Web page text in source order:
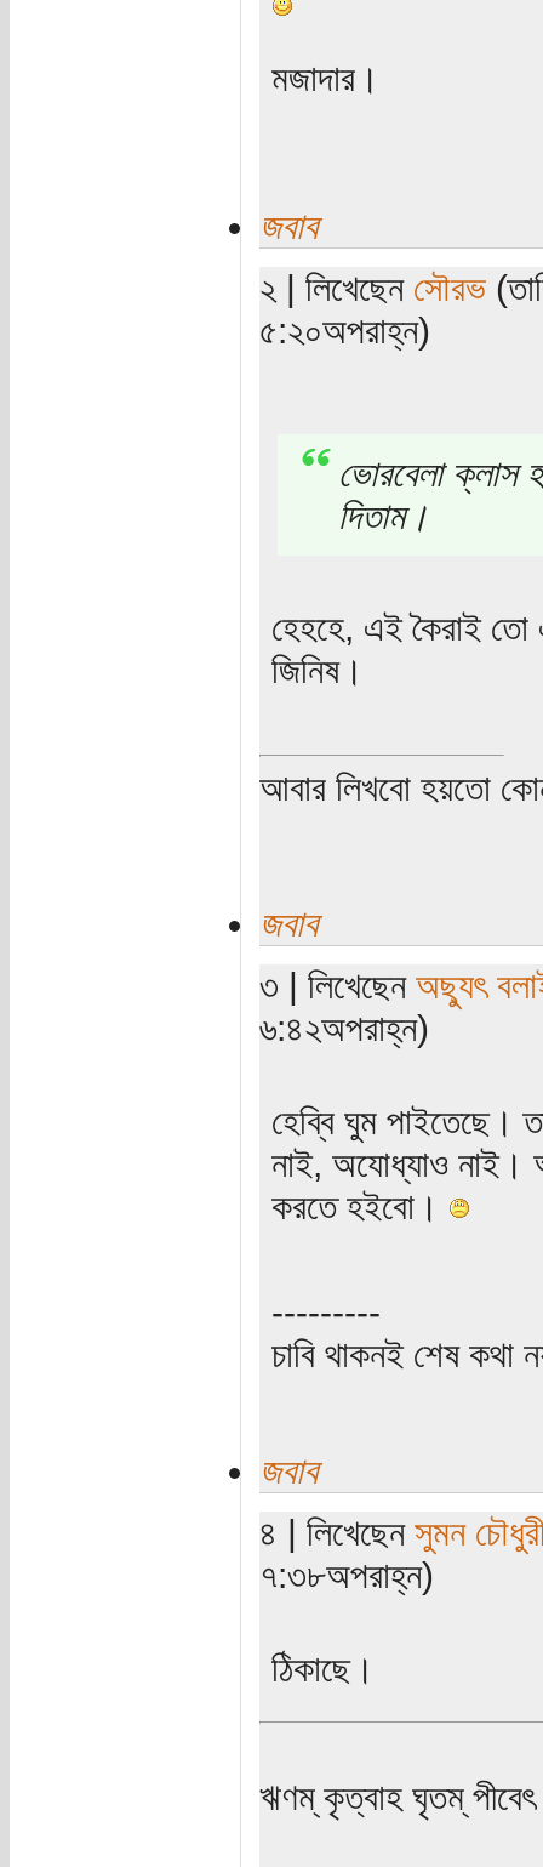
মজাদার।
জবাব
২ | লিখেছেন সৌরভ
৫:২০অপরাহ্ন)
ভোরবেলা ক্লাস
দিতাম।
হেহহে, এই কৈরাই
জিনিষ।
আবার লিখবো হয়তো
জবাব
৩ | লিখেছেন অছ্যুৎ
৬:৪২অপরাহ্ন)
হেব্বি ঘুম পাইতেছে।
নাই, অযোধ্যাও নাই।
করতে হইবো।
---------
চাবি থাকনই শেষ কথা
জবাব
৪ | লিখেছেন সুমন
৭:৩৮অপরাহ্ন)
ঠিকাছে।
ঋণম্ কৃত্বাহ ঘৃতম্ পীবেৎ